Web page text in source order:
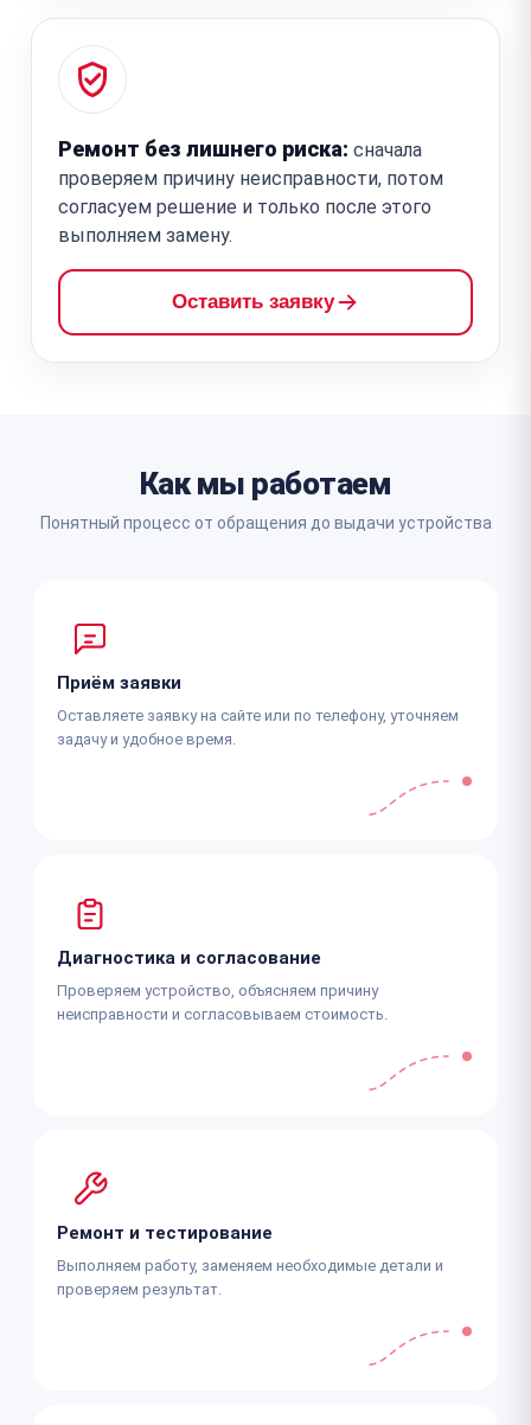
Ремонт без лишнего риска: сначала
проверяем причину неисправности, потом
согласуем решение и только после этого
выполняем замену.
Оставить заявку
Как мы работаем
Понятный процесс от обращения до выдачи устройства
Приём заявки
Оставляете заявку на сайте или по телефону, уточняем
задачу и удобное время.
Диагностика и согласование
Проверяем устройство, объясняем причину
неисправности и согласовываем стоимость.
Ремонт и тестирование
Выполняем работу, заменяем необходимые детали и
проверяем результат.